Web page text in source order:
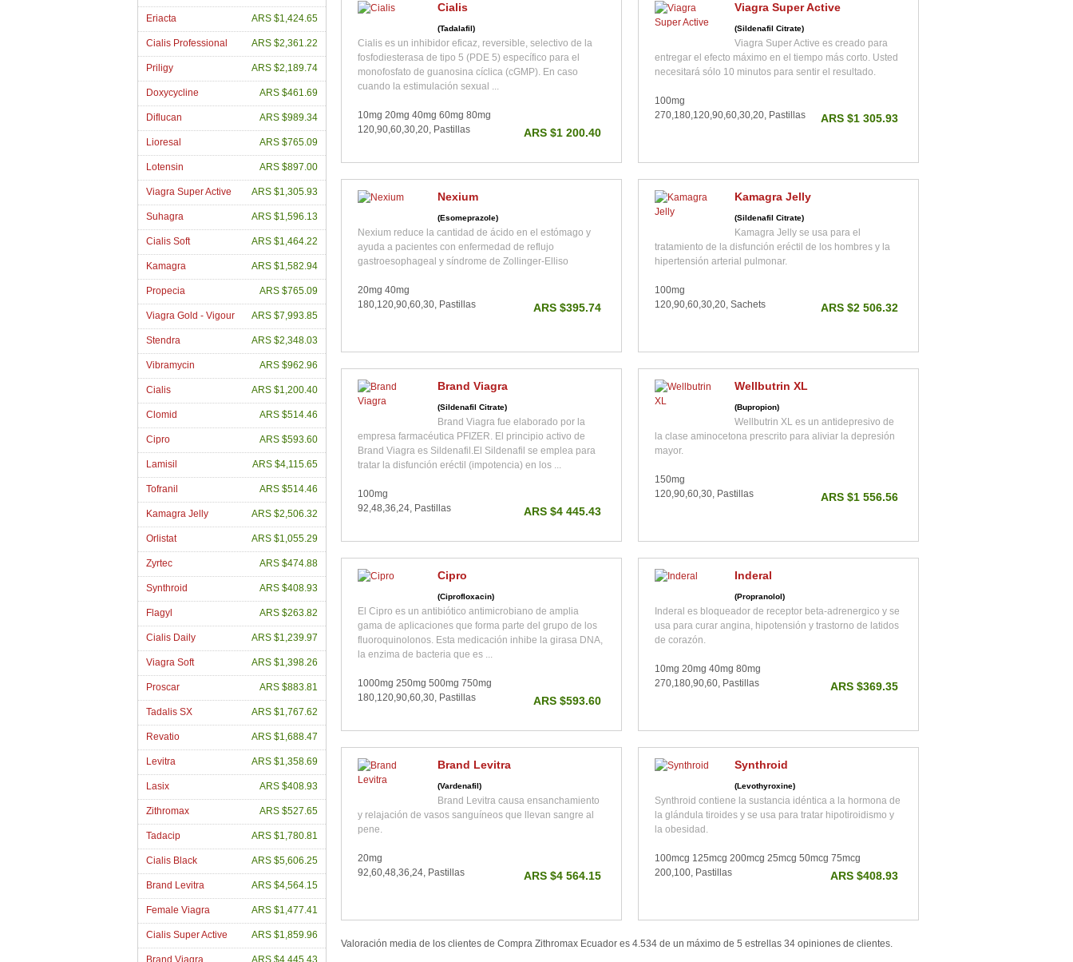
Cialis
(Tadalafil)
Cialis es un inhibidor eficaz, reversible, selectivo de la
fosfodiesterasa de tipo 5 (PDE 5) específico para el
monofosfato de guanosina cíclica (cGMP). En caso
cuando la estimulación sexual ...
10mg 20mg 40mg 60mg 80mg
120,90,60,30,20, Pastillas
ARS $1 200.40
Viagra Super Active
(Sildenafil Citrate)
Viagra Super Active es creado para
entregar el efecto máximo en el tiempo más corto. Usted
necesitará sólo 10 minutos para sentir el resultado.
100mg
270,180,120,90,60,30,20, Pastillas
ARS $1 305.93
Nexium
(Esomeprazole)
Nexium reduce la cantidad de ácido en el estómago y
ayuda a pacientes con enfermedad de reflujo
gastroesophageal y síndrome de Zollinger-Elliso
20mg 40mg
180,120,90,60,30, Pastillas
ARS $395.74
Kamagra Jelly
(Sildenafil Citrate)
Kamagra Jelly se usa para el
tratamiento de la disfunción eréctil de los hombres y la
hipertensión arterial pulmonar.
100mg
120,90,60,30,20, Sachets
ARS $2 506.32
Brand Viagra
(Sildenafil Citrate)
Brand Viagra fue elaborado por la
empresa farmacéutica PFIZER. El principio activo de
Brand Viagra es Sildenafil.El Sildenafil se emplea para
tratar la disfunción eréctil (impotencia) en los ...
100mg
92,48,36,24, Pastillas
ARS $4 445.43
Wellbutrin XL
(Bupropion)
Wellbutrin XL es un antidepresivo de
la clase aminocetona prescrito para aliviar la depresión
mayor.
150mg
120,90,60,30, Pastillas
ARS $1 556.56
Cipro
(Ciprofloxacin)
El Cipro es un antibiótico antimicrobiano de amplia
gama de aplicaciones que forma parte del grupo de los
fluoroquinolonos. Esta medicación inhibe la girasa DNA,
la enzima de bacteria que es ...
1000mg 250mg 500mg 750mg
180,120,90,60,30, Pastillas
ARS $593.60
Inderal
(Propranolol)
Inderal es bloqueador de receptor beta-adrenergico y se
usa para curar angina, hipotensión y trastorno de latidos
de corazón.
10mg 20mg 40mg 80mg
270,180,90,60, Pastillas
ARS $369.35
Brand Levitra
(Vardenafil)
Brand Levitra causa ensanchamiento
y relajación de vasos sanguíneos que llevan sangre al
pene.
20mg
92,60,48,36,24, Pastillas
ARS $4 564.15
Synthroid
(Levothyroxine)
Synthroid contiene la sustancia idéntica a la hormona de
la glándula tiroides y se usa para tratar hipotiroidismo y
la obesidad.
100mcg 125mcg 200mcg 25mcg 50mcg 75mcg
200,100, Pastillas
ARS $408.93
Valoración media de los clientes de Compra Zithromax Ecuador es 4.534 de un máximo de 5 estrellas 34 opiniones de clientes.
Eriacta ARS $1,424.65
Cialis Professional ARS $2,361.22
Priligy ARS $2,189.74
Doxycycline ARS $461.69
Diflucan ARS $989.34
Lioresal ARS $765.09
Lotensin ARS $897.00
Viagra Super Active ARS $1,305.93
Suhagra ARS $1,596.13
Cialis Soft ARS $1,464.22
Kamagra ARS $1,582.94
Propecia ARS $765.09
Viagra Gold - Vigour ARS $7,993.85
Stendra ARS $2,348.03
Vibramycin ARS $962.96
Cialis ARS $1,200.40
Clomid ARS $514.46
Cipro ARS $593.60
Lamisil ARS $4,115.65
Tofranil ARS $514.46
Kamagra Jelly ARS $2,506.32
Orlistat ARS $1,055.29
Zyrtec ARS $474.88
Synthroid ARS $408.93
Flagyl ARS $263.82
Cialis Daily ARS $1,239.97
Viagra Soft ARS $1,398.26
Proscar ARS $883.81
Tadalis SX ARS $1,767.62
Revatio ARS $1,688.47
Levitra ARS $1,358.69
Lasix ARS $408.93
Zithromax ARS $527.65
Tadacip ARS $1,780.81
Cialis Black ARS $5,606.25
Brand Levitra ARS $4,564.15
Female Viagra ARS $1,477.41
Cialis Super Active ARS $1,859.96
Brand Viagra ARS $4,445.43